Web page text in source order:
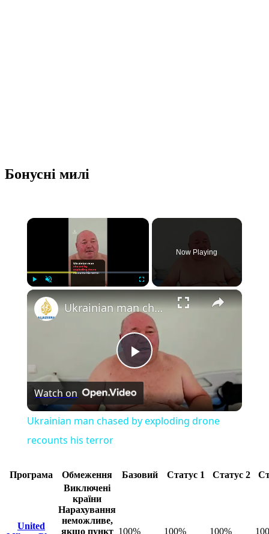
Бонусні милі
×
Now Playing
×
Play
Video
Ukrainian man chased by exploding drone recounts his terror
Watch on
Ukrainian man chased by exploding drone
recounts his terror
Програма Обмеження Базовий Статус 1 Статус 2
United
Виключені
країни
Нарахування
неможливе,
якщо пункт 100% 100% 100%